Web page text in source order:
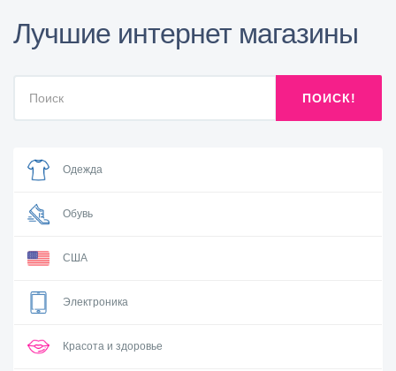
Лучшие интернет магазины
ПОИСК!
Одежда
Обувь
США
Электроника
Красота и здоровье